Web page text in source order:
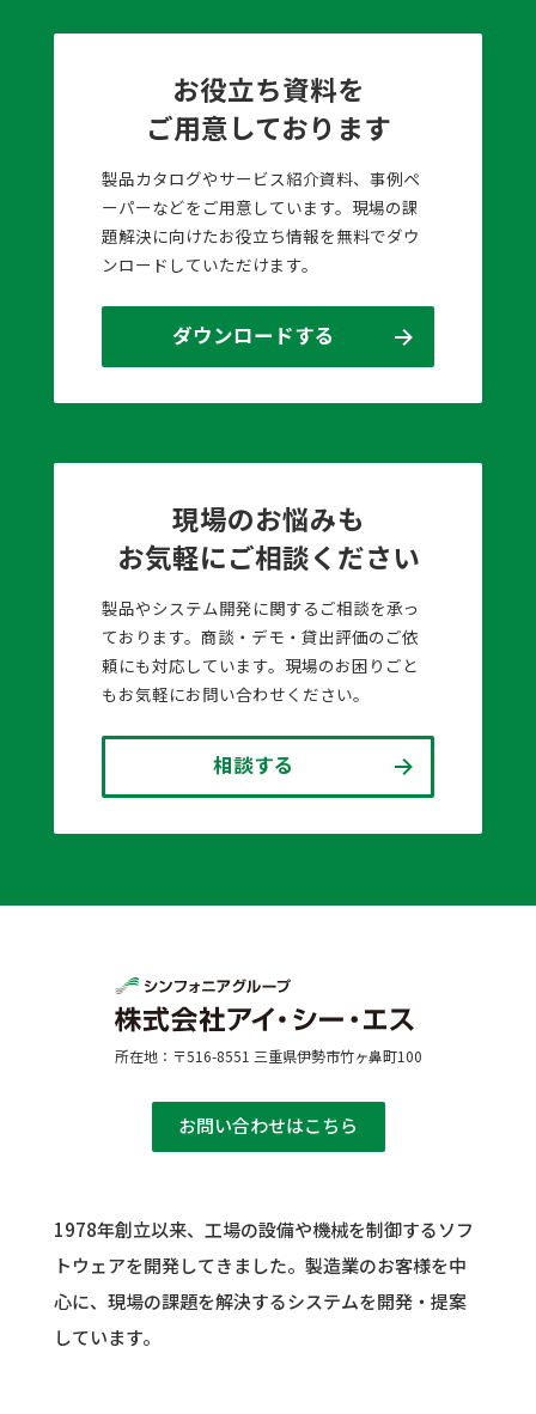
お役立ち資料を
ご用意しております
製品カタログやサービス紹介資料、事例ペ
ーパーなどをご用意しています。現場の課
題解決に向けたお役立ち情報を無料でダウ
ンロードしていただけます。
ダウンロードする
現場のお悩みも
お気軽にご相談ください
製品やシステム開発に関するご相談を承っ
ております。商談・デモ・貸出評価のご依
頼にも対応しています。現場のお困りごと
もお気軽にお問い合わせください。
相談する
所在地：〒516-8551 三重県伊勢市竹ヶ鼻町100
お問い合わせはこちら
1978年創立以来、工場の設備や機械を制御するソフ
トウェアを開発してきました。 製造業のお客様を中
心に、現場の課題を解決するシステムを開発・提案
しています。